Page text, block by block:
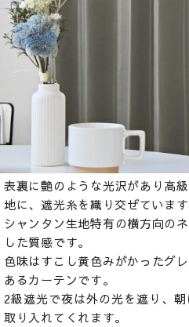
表裏に艶のような光沢があり高
地に、遮光糸を織り交ぜています
シャンタン生地特有の横方向の
した質感です。
色味はすこし黄色みがかったグ
あるカーテンです。
2級遮光で夜は外の光を遮り、
取り入れてくれます。